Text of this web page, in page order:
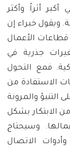
أثراً وأكثر
ويقول خبراء إن
الأعمال
جذرية في
فمع التحول
الاستفادة من
التنبؤ والمرونة
الابتكار بشكل
وسيحتاج
الاتصال